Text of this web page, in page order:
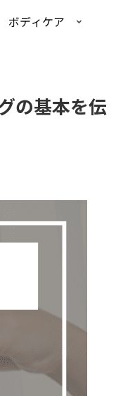
ボディケア
の基本を伝